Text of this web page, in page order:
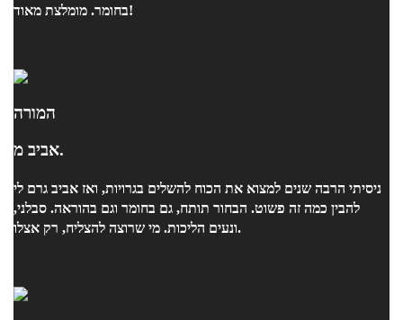
בחומר. מומלצת מאוד!
המורה
אביב מ.
ניסיתי הרבה שנים למצוא את הכוח להשלים בגרויות, ואז אביב גרם לי
להבין כמה זה פשוט. הבחור תותח, גם בחומר וגם בהוראה. סבלני,
ונעים הליכות. מי שרוצה להצליח, רק אצלו.